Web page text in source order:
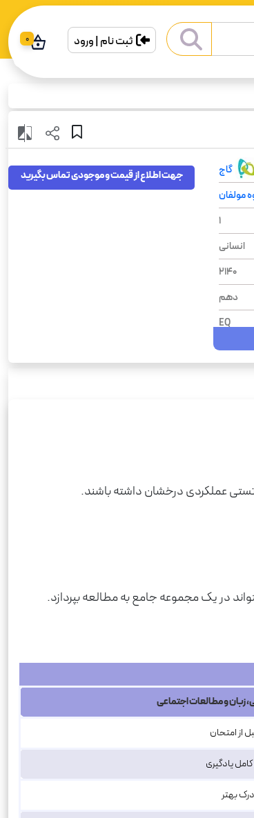
ثبت نام | ورود 0
گاج
مولفان
1
انسانی
2140
دهم
EQ
1072
جهت اطلاع از قیمت و موجودی تماس بگیرید
عملکردی درخشان داشته باشند.
زبان و مطالعات اجتماعی
از امتحان
یادگیری
بهتر